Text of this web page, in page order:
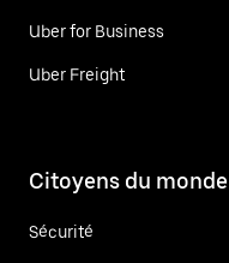
Uber for Business
Uber Freight
Citoyens du monde
Sécurité